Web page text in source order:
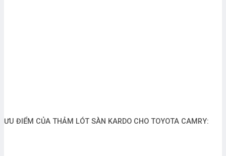
ƯU ĐIỂM CỦA THẢM LÓT SÀN KARDO CHO TOYOTA CAMRY: